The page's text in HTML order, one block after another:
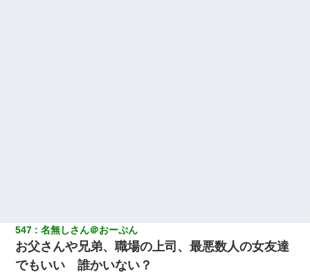
547 名無しさん＠おーぷん
お父さんや兄弟、職場の上司、最悪数人の女友達
でもいい 誰かいない？